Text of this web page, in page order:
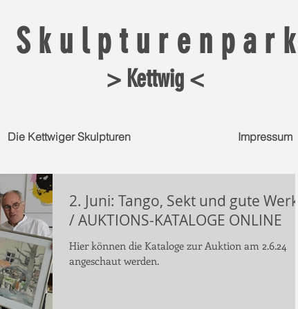
S k u l p t u r e n p a r k
> Kettwig <
Die Kettwiger Skulpturen Impressum
2. Juni: Tango, Sekt und gute Werke
/ AUKTIONS-KATALOGE ONLINE
Hier können die Kataloge zur Auktion am 2.6.24
angeschaut werden.